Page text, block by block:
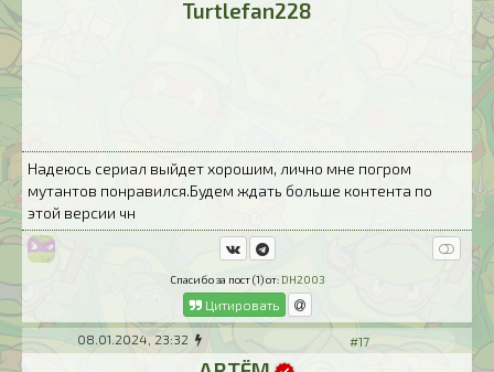
Turtlefan228
Надеюсь сериал выйдет хорошим, лично мне погром
мутантов понравился.Будем ждать больше контента по
этой версии чн
Спасибо за пост (1) от: DH2003
Цитировать
08.01.2024, 23:32 #17